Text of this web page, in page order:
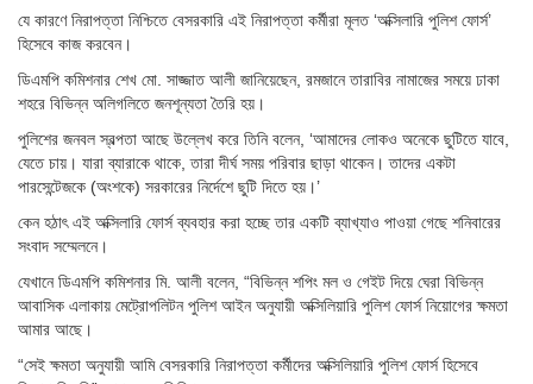
যে কারণে নিরাপত্তা নিশ্চিতে বেসরকারি এই নিরাপত্তা কর্মীরা মূলত ‘অক্সিলারি পুলিশ ফোর্স’
হিসেবে কাজ করবেন।
ডিএমপি কমিশনার শেখ মো. সাজ্জাত আলী জানিয়েছেন, রমজানে তারাবির নামাজের সময়ে ঢাকা
শহরে বিভিন্ন অলিগলিতে জনশূন্যতা তৈরি হয়।
পুলিশের জনবল স্বল্পতা আছে উল্লেখ করে তিনি বলেন, ‘আমাদের লোকও অনেকে ছুটিতে যাবে,
যেতে চায়। যারা ব্যারাকে থাকে, তারা দীর্ঘ সময় পরিবার ছাড়া থাকেন। তাদের একটা
পারসেন্টেজকে (অংশকে) সরকারের নির্দেশে ছুটি দিতে হয়।’
কেন হঠাৎ এই অক্সিলারি ফোর্স ব্যবহার করা হচ্ছে তার একটি ব্যাখ্যাও পাওয়া গেছে শনিবারের
সংবাদ সম্মেলনে।
যেখানে ডিএমপি কমিশনার মি. আলী বলেন, “বিভিন্ন শপিং মল ও গেইট দিয়ে ঘেরা বিভিন্ন
আবাসিক এলাকায় মেট্রোপলিটন পুলিশ আইন অনুযায়ী অক্সিলিয়ারি পুলিশ ফোর্স নিয়োগের ক্ষমতা
আমার আছে।
“সেই ক্ষমতা অনুযায়ী আমি বেসরকারি নিরাপত্তা কর্মীদের অক্সিলিয়ারি পুলিশ ফোর্স হিসেবে